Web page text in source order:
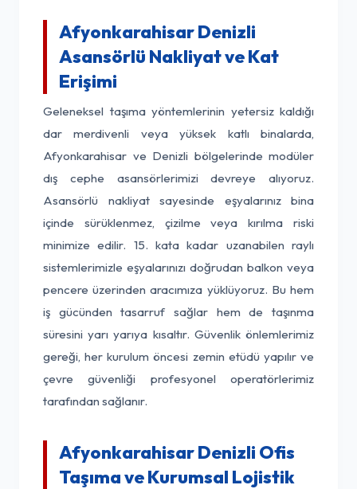
Afyonkarahisar Denizli
Asansörlü Nakliyat ve Kat
Erişimi
Geleneksel taşıma yöntemlerinin yetersiz kaldığı
dar merdivenli veya yüksek katlı binalarda,
Afyonkarahisar ve Denizli bölgelerinde modüler
dış cephe asansörlerimizi devreye alıyoruz.
Asansörlü nakliyat sayesinde eşyalarınız bina
içinde sürüklenmez, çizilme veya kırılma riski
minimize edilir. 15. kata kadar uzanabilen raylı
sistemlerimizle eşyalarınızı doğrudan balkon veya
pencere üzerinden aracımıza yüklüyoruz. Bu hem
iş gücünden tasarruf sağlar hem de taşınma
süresini yarı yarıya kısaltır. Güvenlik önlemlerimiz
gereği, her kurulum öncesi zemin etüdü yapılır ve
çevre güvenliği profesyonel operatörlerimiz
tarafından sağlanır.
Afyonkarahisar Denizli Ofis
Taşıma ve Kurumsal Lojistik